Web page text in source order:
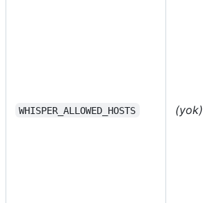
WHISPER_ALLOWED_HOSTS (yok)